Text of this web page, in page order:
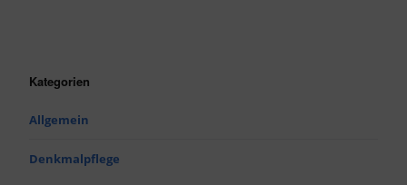
Kategorien
Allgemein
Denkmalpflege